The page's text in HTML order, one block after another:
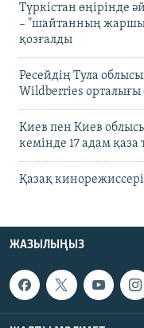
Түркістан өңірінде
– "шайтанның
қозғалды
Ресейдің Тула
Wildberries орталығы
Киев пен Киев
кемінде 17 адам қаза
Қазақ
ЖАЗЫЛЫҢЫЗ